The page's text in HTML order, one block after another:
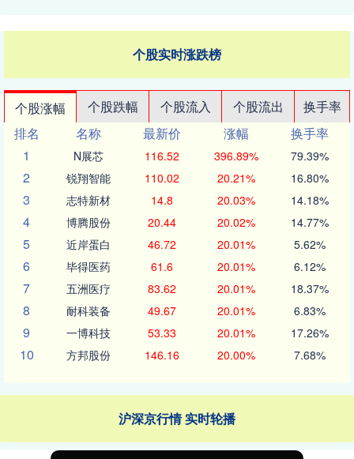
个股实时涨跌榜
个股涨幅 个股跌幅 个股流入 个股流出
换手率
排名
名称 最新价 涨幅
换手率
1
N展芯 116.52 396.89% 79.39%
2 锐翔智能 110.02 20.21% 16.80%
3 志特新材 14.8 20.03% 14.18%
4 博腾股份 20.44 20.02% 14.77%
5 近岸蛋白 46.72 20.01% 5.62%
6 毕得医药 61.6 20.01% 6.12%
7 五洲医疗 83.62 20.01% 18.37%
8 耐科装备 49.67 20.01% 6.83%
9 一博科技 53.33 20.01% 17.26%
10 方邦股份 146.16 20.00% 7.68%
沪深京行情 实时轮播